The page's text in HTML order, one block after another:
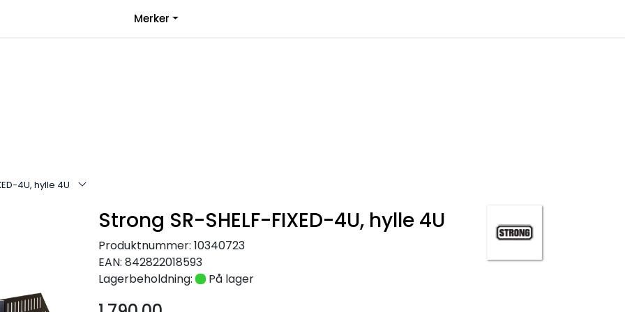
Merker
4U, hylle 4U
Strong SR-SHELF-FIXED-4U, hylle 4U
Produktnummer: 10340723
EAN: 842822018593
Lagerbeholdning:
På lager